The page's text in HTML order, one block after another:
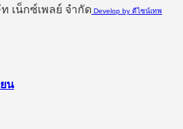
เน็กซ์เพลย์ จำกัด Develop by ดีไซน์เทพ
น